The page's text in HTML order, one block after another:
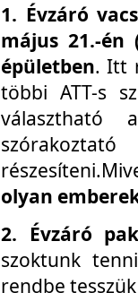
1. Évzáró
május 21.-én
épületben. Itt
többi ATT-s
választható
olyan
2. Évzáró
szoktunk
rendbe